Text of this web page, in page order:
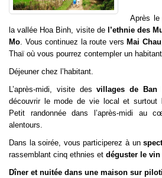
Après le
la vallée Hoa Binh, visite de l’ethnie des
Mo . Vous continuez la route vers Mai Chau
Thaï où vous pourrez contempler un
Déjeuner chez l’habitant.
L’après-midi, visite desvillages de Ban
découvrir le mode de vie local et surtout
Petit randonnée dans l’après-midi au
alentours.
Dans la soirée, vous participerez à un
rassemblant cinq ethnies et déguster le vin
Dîner et nuitée dans une maison sur